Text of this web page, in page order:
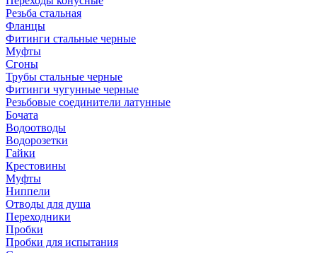
Резьба стальная
Фланцы
Фитинги стальные черные
Муфты
Сгоны
Трубы стальные черные
Фитинги чугунные черные
Резьбовые соединители латунные
Бочата
Водоотводы
Водорозетки
Гайки
Крестовины
Муфты
Ниппели
Отводы для душа
Переходники
Пробки
Пробки для испытания